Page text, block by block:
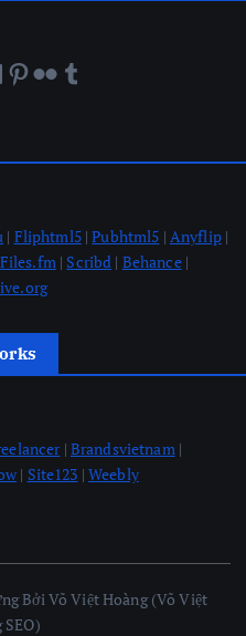
Pinterest Flickr Tumblr
| Fliphtml5|Pubhtml5 | Anyflip|
Files.fm | Scribd | Behance|
| Brandsvietnam |
| Site123 | Weebly
Bởi Võ Việt Hoàng (Võ Việt
SEO)